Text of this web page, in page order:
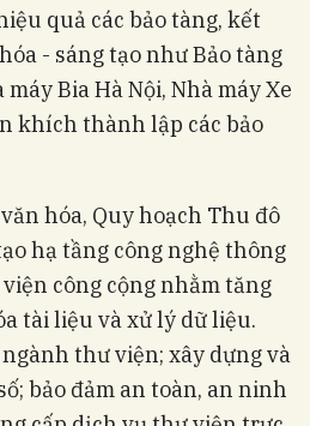
quả các bảo tàng, kết
- sáng tạo như Bảo tàng
Bia Hà Nội, Nhà máy Xe
khích thành lập các bảo
hóa, Quy hoạch Thu đô
hạ tầng công nghệ thông
công cộng nhằm tăng
tài liệu và xử lý dữ liệu.
thư viện; xây dựng và
bảo đảm an toàn, an ninh